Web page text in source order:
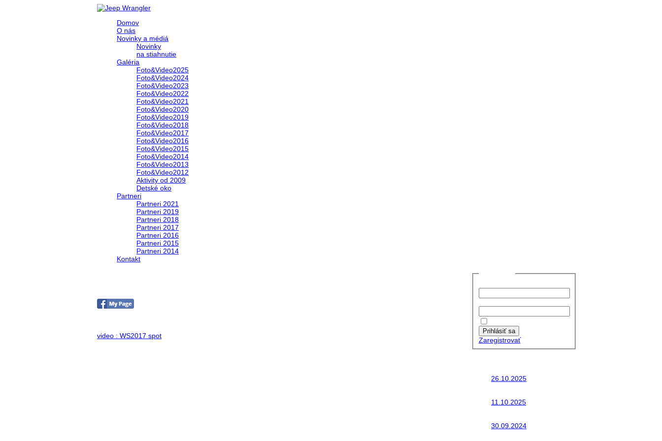
Domov
O nás
Novinky a médiá
Novinky
na stiahnutie
Galéria
Foto&Video2025
Foto&Video2024
Foto&Video2023
Foto&Video2022
Foto&Video2021
Foto&Video2020
Foto&Video2019
Foto&Video2018
Foto&Video2017
Foto&Video2016
Foto&Video2015
Foto&Video2014
Foto&Video2013
Foto&Video2012
Aktivity od 2009
Detské oko
Partneri
Partneri 2021
Partneri 2019
Partneri 2018
Partneri 2017
Partneri 2016
Partneri 2015
Partneri 2014
Kontakt
video : WS2017 spot
Prihlásiť sa
Zaregistrovať
26.10.2025
11.10.2025
30.09.2024